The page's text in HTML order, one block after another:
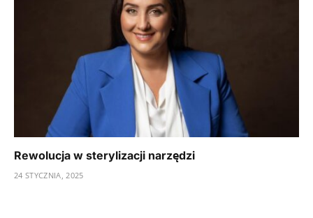
Rewolucja w sterylizacji narzędzi
24 STYCZNIA, 2025